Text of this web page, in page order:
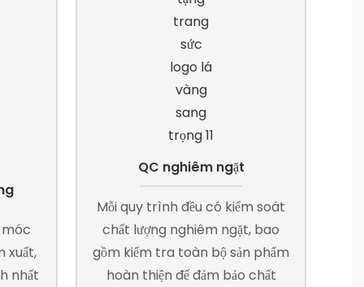
xuất,
nhất
QC nghiêm ngặt
Mỗi quy trình đều có kiểm soát
chất lượng nghiêm ngặt, bao
gồm kiểm tra toàn bộ sản phẩm
hoàn thiện để đảm bảo chất